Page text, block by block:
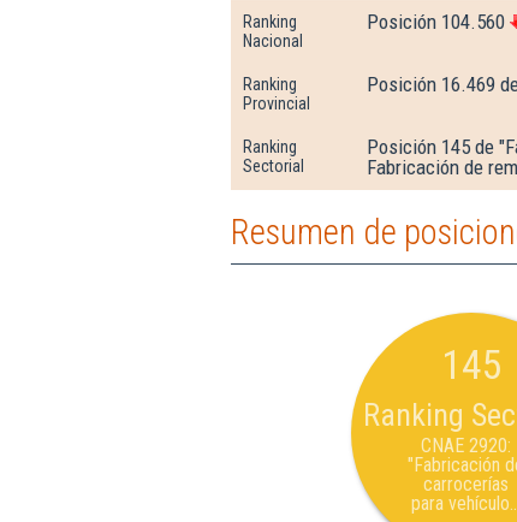
Ranking
Nacional
Posición 104.560
Ranking
Provincial
Posición 16.469
Ranking
Sectorial
Posición 145 de
Fabricación de
Resumen de
145
Ranking
CNAE 2920:
"Fabricación
carrocerías
para